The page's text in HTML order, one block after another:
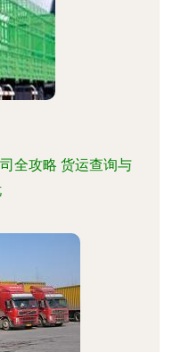
全攻略 货运查询与